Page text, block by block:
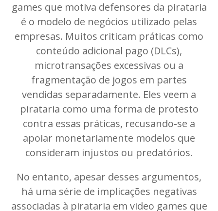
games que motiva defensores da pirataria
é o modelo de negócios utilizado pelas
empresas. Muitos criticam práticas como
conteúdo adicional pago (DLCs),
microtransações excessivas ou a
fragmentação de jogos em partes
vendidas separadamente. Eles veem a
pirataria como uma forma de protesto
contra essas práticas, recusando-se a
apoiar monetariamente modelos que
consideram injustos ou predatórios.
No entanto, apesar desses argumentos,
há uma série de implicações negativas
associadas à pirataria em video games que